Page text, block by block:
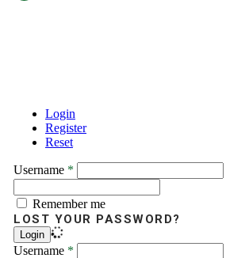
Login
Register
Reset
Username *
Remember me
LOST YOUR PASSWORD?
Login
Username *